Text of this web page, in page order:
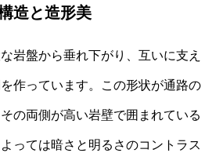
造と造形美
岩盤から垂れ下がり、互いに支え
作っています。この形状が通路の
の両側が高い岩壁で囲まれている
っては暗さと明るさのコントラス